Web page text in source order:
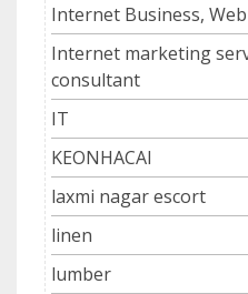
Internet Business,
Internet marketing
consultant
IT
KEONHACAI
laxmi nagar escort
linen
lumber